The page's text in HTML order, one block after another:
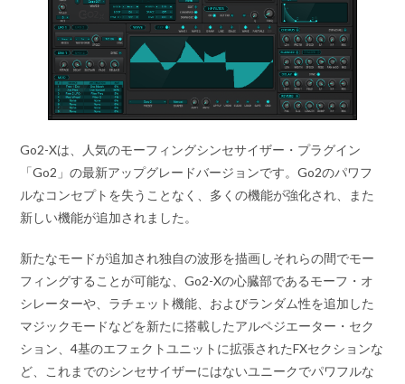
Go2-Xは、人気のモーフィングシンセサイザー・プラグイン
「Go2」の最新アップグレードバージョンです。Go2のパワフ
ルなコンセプトを失うことなく、多くの機能が強化され、また
新しい機能が追加されました。
新たなモードが追加され独自の波形を描画しそれらの間でモー
フィングすることが可能な、Go2-Xの心臓部であるモーフ・オ
シレーターや、ラチェット機能、およびランダム性を追加した
マジックモードなどを新たに搭載したアルペジエーター・セク
ション、4基のエフェクトユニットに拡張されたFXセクションな
ど、これまでのシンセサイザーにはないユニークでパワフルな